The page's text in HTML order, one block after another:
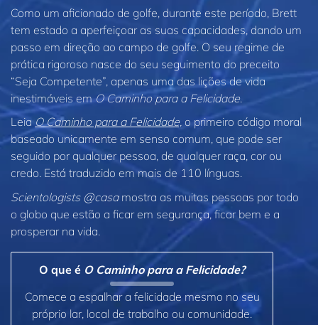
Como um aficionado de golfe, durante este período, Brett
tem estado a aperfeiçoar as suas capacidades, dando um
passo em direção ao campo de golfe. O seu regime de
prática rigoroso nasce do seu seguimento do preceito
“Seja Competente”, apenas uma das lições de vida
inestimáveis emO Caminho para a Felicidade.
Leia O Caminho para a Felicidade, o primeiro código moral
baseado unicamente em senso comum, que pode ser
seguido por qualquer pessoa, de qualquer raça, cor ou
credo. Está traduzido em mais de 110 línguas.
Scientologists @casamostra as muitas pessoas por todo
o globo que estão a ficar em segurança, ficar bem e a
prosperar na vida.
O que é O Caminho para a Felicidade?
Comece a espalhar a felicidade mesmo no seu
próprio lar, local de trabalho ou comunidade.